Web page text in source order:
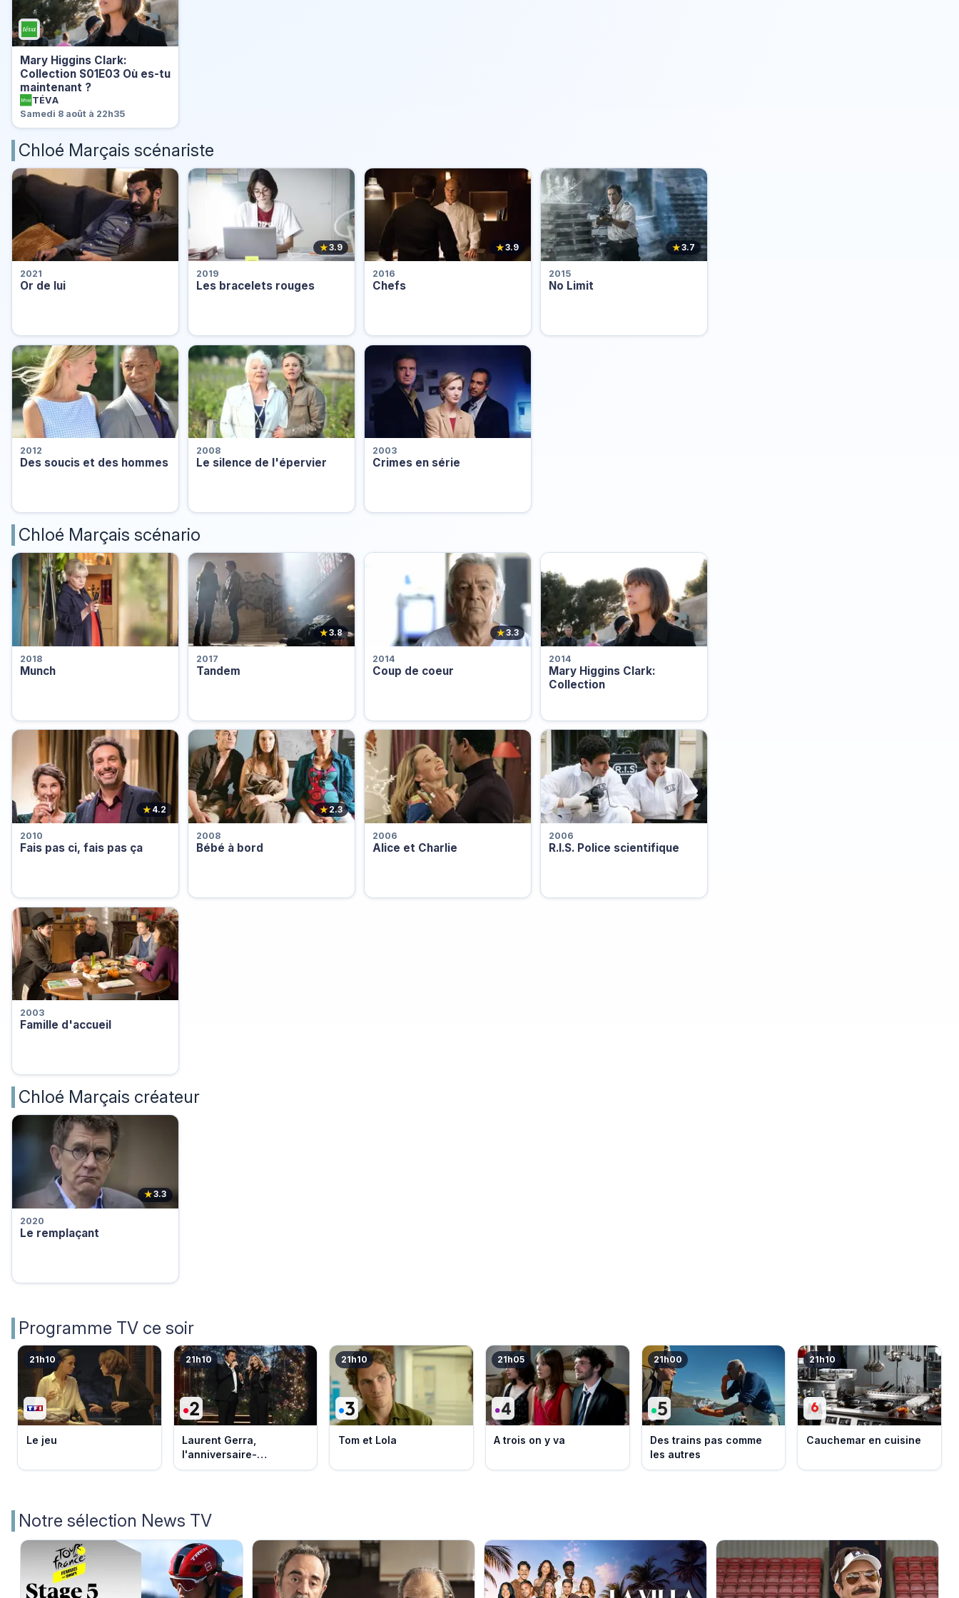
Mary Higgins Clark:
Collection S01E03 Où es-tu
maintenant ?
TÉVA
Samedi 8 août à 22h35
Chloé Marçais scénariste
2021
Or de lui
★3.9
2019
Les bracelets rouges
★3.9
2016
Chefs
★3.7
2015
No Limit
2012
Des soucis et des hommes
2008
Le silence de l'épervier
2003
Crimes en série
Chloé Marçais scénario
2018
Munch
★3.8
2017
Tandem
★3.3
2014
Coup de coeur
2014
Mary Higgins Clark:
Collection
★ 4.2
2010
Fais pas ci, fais pas ça
★2.3
2008
Bébé à bord
2006
Alice et Charlie
2006
R.I.S. Police scientifique
2003
Famille d'accueil
Chloé Marçais créateur
★3.3
2020
Le remplaçant
Programme TV ce soir
21h10
Le jeu
21h10
Laurent Gerra,
l'anniversaire-
événement
21h10
Tom et Lola
21h05
A trois on y va
21h00
Des trains pas comme
les autres
21h10
Cauchemar en cuisine
Notre sélection News TV